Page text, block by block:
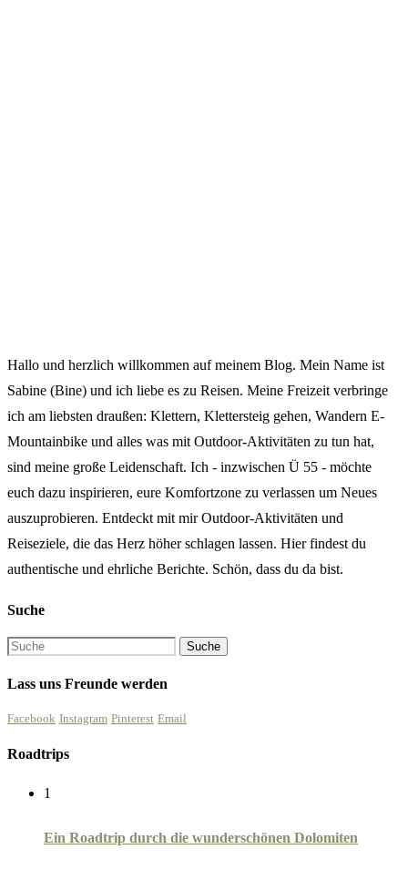
Hallo und herzlich willkommen auf meinem Blog. Mein Name ist
Sabine (Bine) und ich liebe es zu Reisen. Meine Freizeit verbringe
ich am liebsten draußen: Klettern, Klettersteig gehen, Wandern E-
Mountainbike und alles was mit Outdoor-Aktivitäten zu tun hat,
sind meine große Leidenschaft. Ich - inzwischen Ü 55 - möchte
euch dazu inspirieren, eure Komfortzone zu verlassen um Neues
auszuprobieren. Entdeckt mit mir Outdoor-Aktivitäten und
Reiseziele, die das Herz höher schlagen lassen. Hier findest du
authentische und ehrliche Berichte. Schön, dass du da bist.
Suche
Lass uns Freunde werden
Facebook Instagram Pinterest Email
Roadtrips
1
Ein Roadtrip durch die wunderschönen Dolomiten